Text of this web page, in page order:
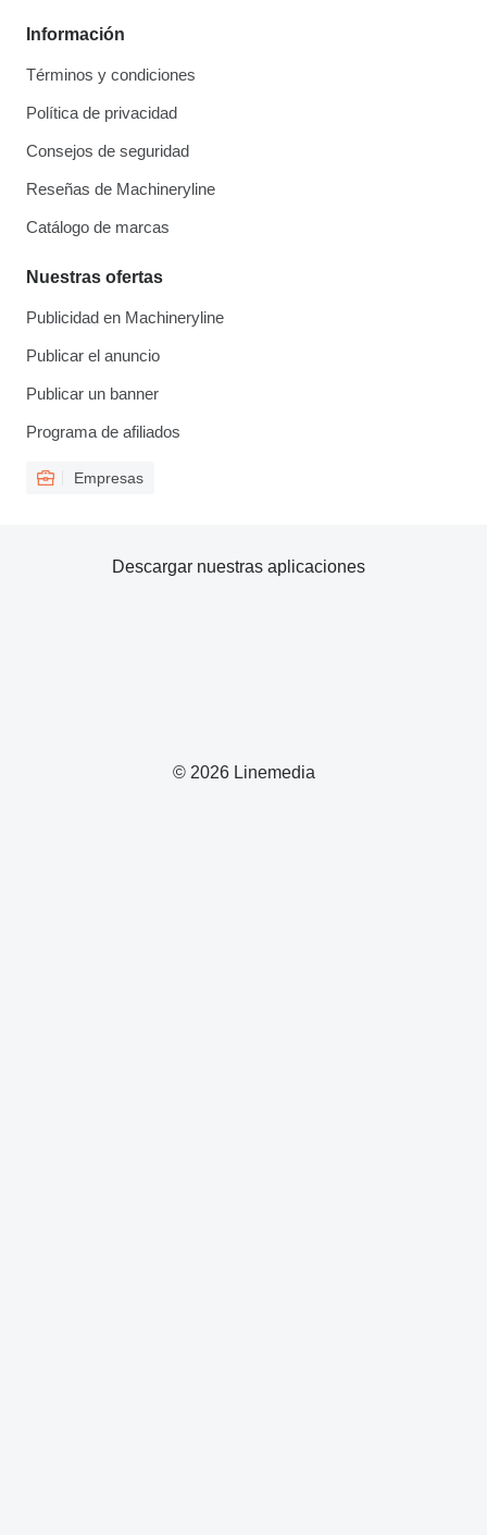
Información
Términos y condiciones
Política de privacidad
Consejos de seguridad
Reseñas de Machineryline
Catálogo de marcas
Nuestras ofertas
Publicidad en Machineryline
Publicar el anuncio
Publicar un banner
Programa de afiliados
Empresas
© 2026 Linemedia
Descargar nuestras aplicaciones